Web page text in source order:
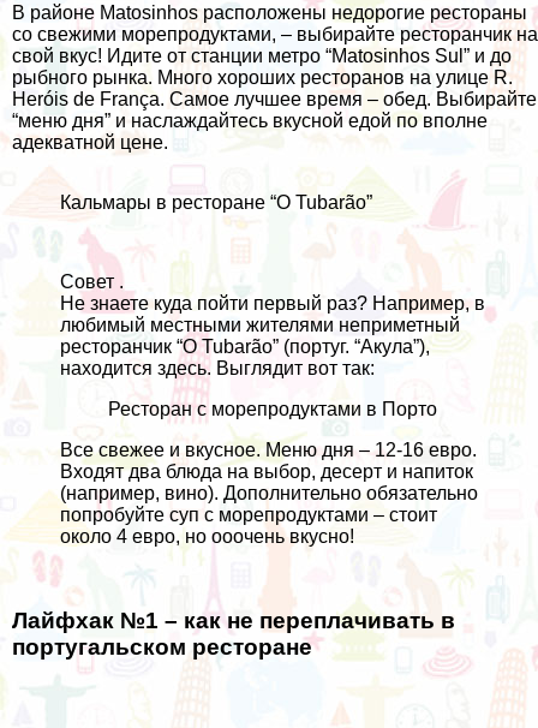
В районе Matosinhos расположены недорогие рестораны
со свежими морепродуктами, – выбирайте ресторанчик на
свой вкус! Идите от станции метро “Matosinhos Sul” и до
рыбного рынка. Много хороших ресторанов на улице R.
Heróis de França. Самое лучшее время – обед. Выбирайте
“меню дня” и наслаждайтесь вкусной едой по вполне
адекватной цене.
Кальмары в ресторане “O Tubarão”
Совет .
Не знаете куда пойти первый раз? Например, в
любимый местными жителями неприметный
ресторанчик “O Tubarão” (португ. “Акула”),
находится здесь. Выглядит вот так:
Ресторан с морепродуктами в Порто
Все свежее и вкусное. Меню дня – 12-16 евро.
Входят два блюда на выбор, десерт и напиток
(например, вино). Дополнительно обязательно
попробуйте суп с морепродуктами – стоит
около 4 евро, но ооочень вкусно!
Лайфхак №1 – как не переплачивать в
португальском ресторане